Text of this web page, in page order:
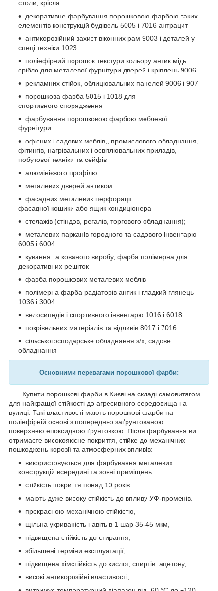
столи, крісла
декоративне фарбування порошковою фарбою таких
елементів конструкцій будівель 5005 і 7016 антрацит
антикорозійний захист віконних рам 9003 і деталей у
спеці техніки 1023
поліефірний порошок текстури кольору антик мідь
срібло для металевої фурнітури дверей і кріплень 9006
рекламних стійок, облицювальних панелей 9006 і 907
порошкова фарба 5015 і 1018 для
спортивного спорядження
фарбування порошковою фарбою меблевої
фурнітури
офісних і садових меблів,, промислового обладнання,
фітингів, нагрівальних і освітлювальних приладів,
побутової техніки та сейфів
алюмінієвого профілю
металевих дверей антиком
фасадних металевих перфорації
фасадної кошики або ящик кондиціонера
стелажів (стіндов, регалів, торгового обладнання);
металевих парканів городного та садового інвентарю
6005 і 6004
кування та кованого виробу, фарба полімерна для
декоративних решіток
фарба порошкових металевих меблів
полімерна фарба радіаторів антик і гладкий глянець
1036 і 3004
велосипедів і спортивного інвентарю 1016 і 6018
покрівельних матеріалів та відливів 8017 і 7016
сільськогосподарське обладнання з/х, садове
обладнання
Основними перевагами порошкової фарби:
Купити порошкові фарби в Києві на складі самовитягом
для найкращої стійкості до агресивного середовища на
вулиці. Такі властивості мають порошкові фарби на
поліефірній основі з попередньо заґрунтованою
поверхнею епоксидною ґрунтовкою. Після фарбування ви
отримаєте високоякісне покриття, стійке до механічних
пошкоджень корозії та атмосферних впливів:
використовується для фарбування металевих
конструкцій всередині та зовні приміщень
стійкість покриття понад 10 років
мають дуже високу стійкість до впливу УФ-променів,
прекрасною механічною стійкістю,
щільна укриваність навіть в 1 шар 35-45 мкм,
підвищена стійкість до стирання,
збільшені терміни експлуатації,
підвищена хімстійкість до кислот, спиртів. ацетону,
високі антикорозійні властивості,